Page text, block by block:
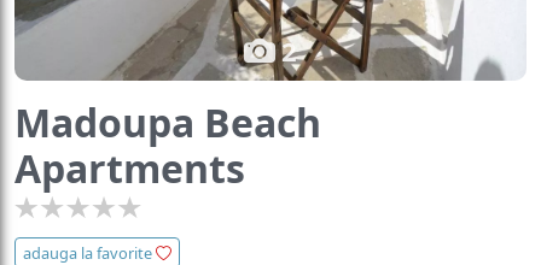
2
Madoupa Beach
Apartments
adauga la favorite